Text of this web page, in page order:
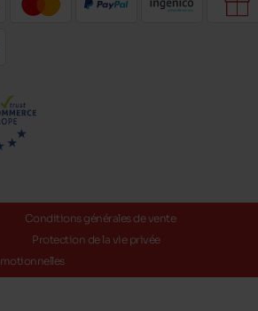
Conditions générales de vente
Protection de la vie privée